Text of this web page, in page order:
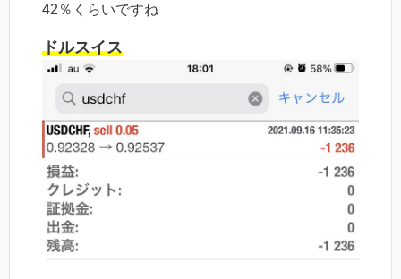
42％くらいですね
ドルスイス